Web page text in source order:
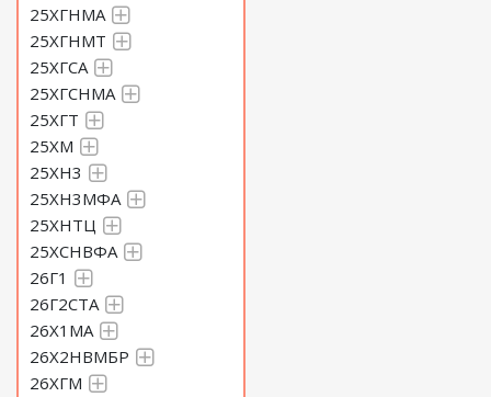
25ХГНМА
25ХГНМТ
25ХГСА
25ХГСНМА
25ХГТ
25ХМ
25ХН3
25ХН3МФА
25ХНТЦ
25ХСНВФА
26Г1
26Г2СТА
26Х1МА
26Х2НВМБР
26ХГМ